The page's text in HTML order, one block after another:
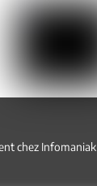
chez Infomaniak